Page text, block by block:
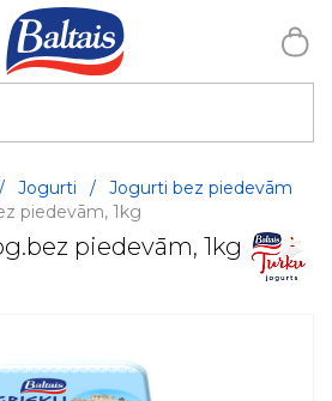
/ Jogurti /
Jogurti bez piedevām
piedevām, 1kg
piedevām, 1kg